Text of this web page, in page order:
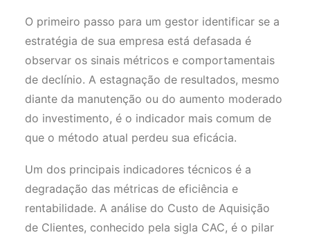
O primeiro passo para um gestor identificar se a
estratégia de sua empresa está defasada é
observar os sinais métricos e comportamentais
de declínio. A estagnação de resultados, mesmo
diante da manutenção ou do aumento moderado
do investimento, é o indicador mais comum de
que o método atual perdeu sua eficácia.
Um dos principais indicadores técnicos é a
degradação das métricas de eficiência e
rentabilidade. A análise do Custo de Aquisição
de Clientes, conhecido pela sigla CAC, é o pilar